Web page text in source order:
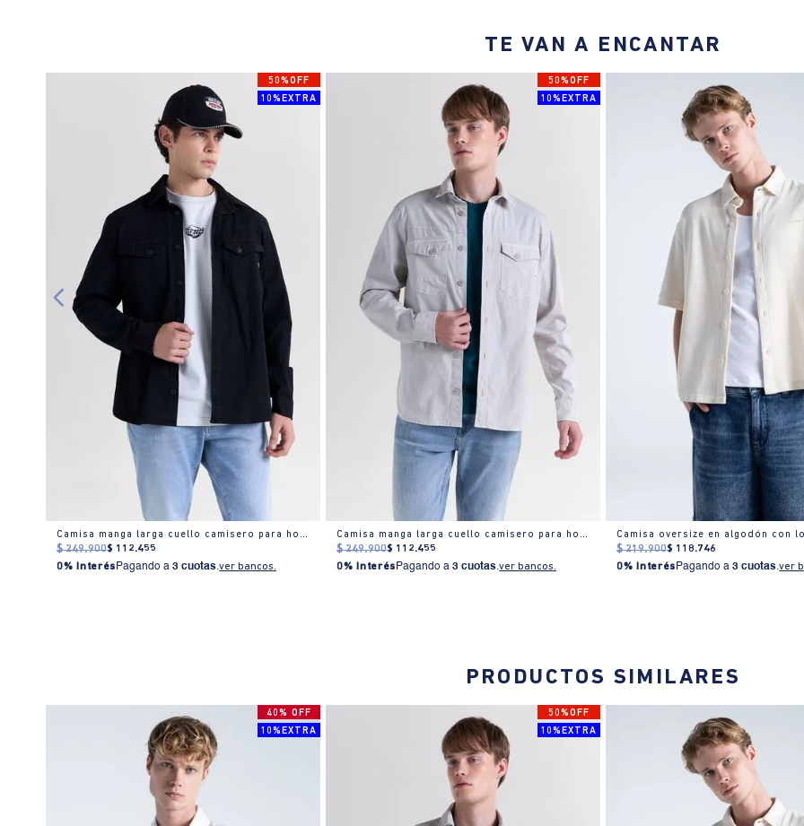
TE VAN A ENCANTAR
50%OFF
10%EXTRA
Camisa manga larga cuello camisero para hombre
$ 249.900$ 112.455
0% Interés Pagando a3 cuotas.ver bancos.
50%OFF
10%EXTRA
Camisa manga larga cuello camisero para hombre
$ 249.900$ 112.455
0% Interés Pagando a3 cuotas.ver bancos.
$ 219.900$ 118.746
0% Interés Pagando a3 cuotas.ver
PRODUCTOS SIMILARES
40% OFF
10%EXTRA
50%OFF
10%EXTRA